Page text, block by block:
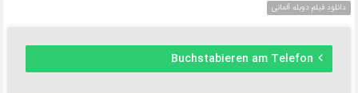
دانلود فیلم دوبله آلمانی
Buchstabieren am Telefon